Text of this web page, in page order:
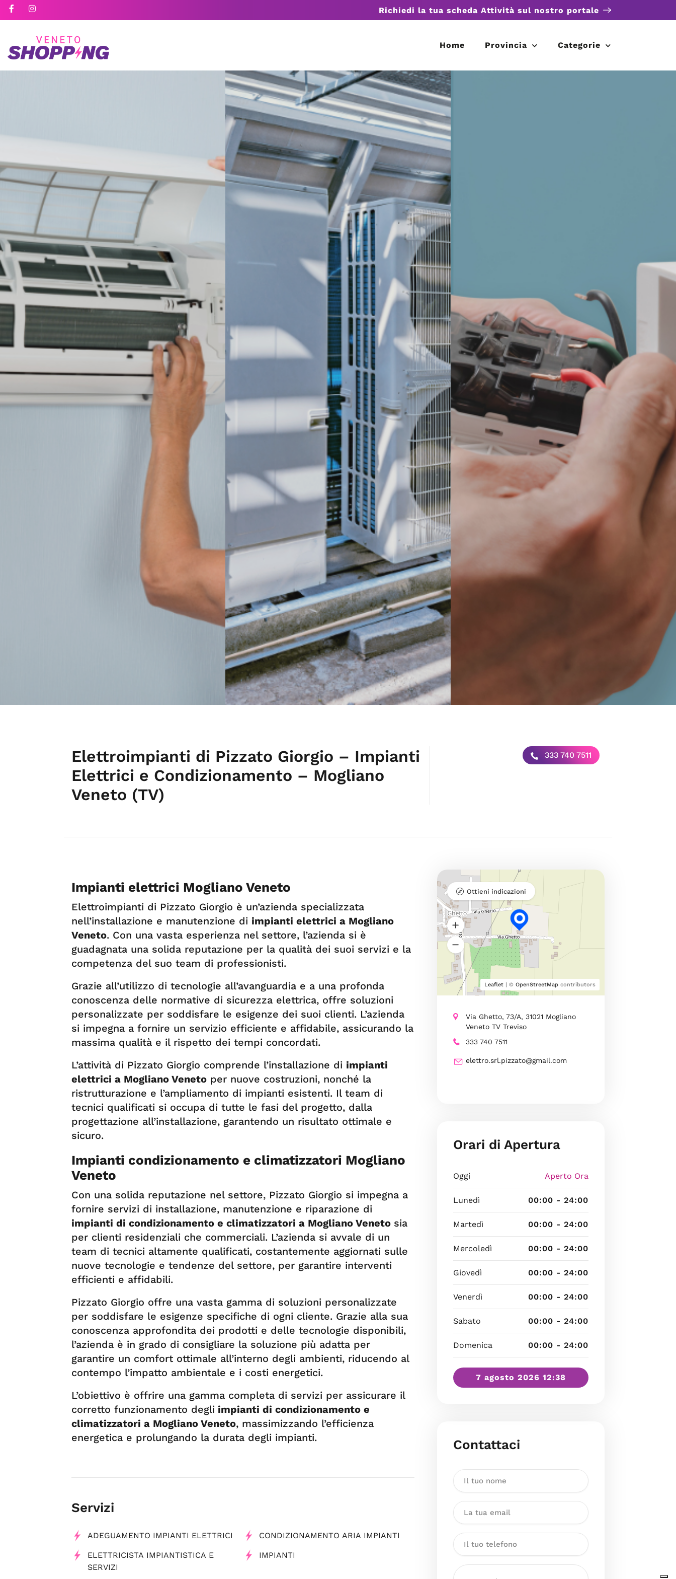
Richiedi la tua scheda Attività sul nostro portale
Home Provincia Categorie
Elettroimpianti di Pizzato Giorgio – Impianti
Elettrici e Condizionamento – Mogliano
Veneto (TV)
333 740 7511
Impianti elettrici Mogliano Veneto
Elettroimpianti di Pizzato Giorgio è un’azienda specializzata
nell’installazione e manutenzione di impianti elettrici a Mogliano
Veneto. Con una vasta esperienza nel settore, l’azienda si è
guadagnata una solida reputazione per la qualità dei suoi servizi e la
competenza del suo team di professionisti.
Grazie all’utilizzo di tecnologie all’avanguardia e a una profonda
conoscenza delle normative di sicurezza elettrica, offre soluzioni
personalizzate per soddisfare le esigenze dei suoi clienti. L’azienda
si impegna a fornire un servizio efficiente e affidabile, assicurando la
massima qualità e il rispetto dei tempi concordati.
L’attività di Pizzato Giorgio comprende l’installazione di impianti
elettrici a Mogliano Veneto per nuove costruzioni, nonché la
ristrutturazione e l’ampliamento di impianti esistenti. Il team di
tecnici qualificati si occupa di tutte le fasi del progetto, dalla
progettazione all’installazione, garantendo un risultato ottimale e
sicuro.
Impianti condizionamento e climatizzatori Mogliano
Veneto
Con una solida reputazione nel settore, Pizzato Giorgio si impegna a
fornire servizi di installazione, manutenzione e riparazione di
impianti di condizionamento e climatizzatori a Mogliano Veneto sia
per clienti residenziali che commerciali. L’azienda si avvale di un
team di tecnici altamente qualificati, costantemente aggiornati sulle
nuove tecnologie e tendenze del settore, per garantire interventi
efficienti e affidabili.
Pizzato Giorgio offre una vasta gamma di soluzioni personalizzate
per soddisfare le esigenze specifiche di ogni cliente. Grazie alla sua
conoscenza approfondita dei prodotti e delle tecnologie disponibili,
l’azienda è in grado di consigliare la soluzione più adatta per
garantire un comfort ottimale all’interno degli ambienti, riducendo al
contempo l’impatto ambientale e i costi energetici.
L’obiettivo è offrire una gamma completa di servizi per assicurare il
corretto funzionamento degli impianti di condizionamento e
climatizzatori a Mogliano Veneto, massimizzando l’efficienza
energetica e prolungando la durata degli impianti.
Servizi
ADEGUAMENTO IMPIANTI ELETTRICI CONDIZIONAMENTO ARIA IMPIANTI
ELETTRICISTA IMPIANTISTICA E
SERVIZI
IMPIANTI
Leaflet| © OpenStreetMapcontributors
Ottieni indicazioni
Via Ghetto, 73/A, 31021 Mogliano
Veneto TV Treviso
333 740 7511
elettro.srl.pizzato@gmail.com
Orari di Apertura
Oggi Aperto Ora
Lunedì 00:00 - 24:00
Martedì 00:00 - 24:00
Mercoledì 00:00 - 24:00
Giovedì 00:00 - 24:00
Venerdì 00:00 - 24:00
Sabato 00:00 - 24:00
Domenica 00:00 - 24:00
7 agosto 2026 12:38
Contattaci